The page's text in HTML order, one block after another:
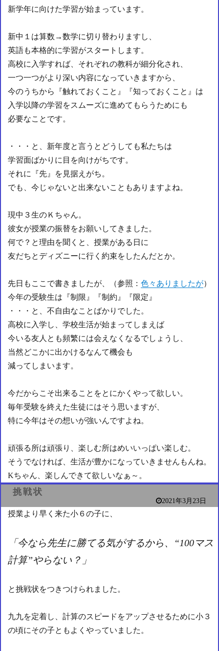
新学年に向けた学習が始まっています。
新中１は算数→数学に切り替わりますし、
英語も本格的に学習がスタートします。
高校に入学すれば、それぞれの教科が細分化され、
一つ一つがより深い内容になっていきますから、
今のうちから『触れておくこと』『知っておくこと』は
入学以降の学習をスムーズに進めてもらうためにも
必要なことです。
・・・と、新年度と言うとどうしても私たちは
学習面ばかりに目を向けがちです。
それに『先』を見据えがち。
でも、今じゃないと出来ないこともありますよね。
現中３生のＫちゃん。
彼女が授業の振替をお願いしてきました。
何で？と理由を聞くと、授業がある日に
友だちとディズニーに行く約束をしたんだとか。
先日もここで書きましたが、（参照： 色々ありましたが）
今年の受験生は『制限』『制約』『限定』
・・・と、不自由なことばかりでした。
高校に入学し、学校生活が始まってしまえば
今いる友人とも頻繁には会えなくなるでしょうし、
当然どこかに出かけるなんて機会も
減ってしまいます。
今だからこそ出来ることをとにかくやって欲しい。
毎年受験を終えた生徒にはそう思いますが、
特に今年はその想いが強いんですよね。
頑張る所は頑張り、楽しむ所はめいいっぱい楽しむ。
そうでなければ、生活が豊かになっていきませんもんね。
Kちゃん、楽しんできて欲しいなぁ～。
挑戦状
2021年3月23日
授業より早く来た小６の子に、
「今なら先生に勝てる気がするから、“100マス
計算”やらない？」
と挑戦状をつきつけられました。
九九を定着し、計算のスピードをアップさせるために小３
の頃にその子ともよくやっていました。